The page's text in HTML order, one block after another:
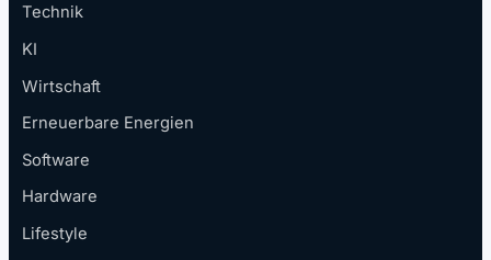
Technik
KI
Wirtschaft
Erneuerbare Energien
Software
Hardware
Lifestyle